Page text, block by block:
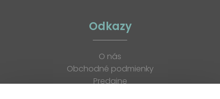
Odkazy
O nás
Obchodné podmienky
Predajne